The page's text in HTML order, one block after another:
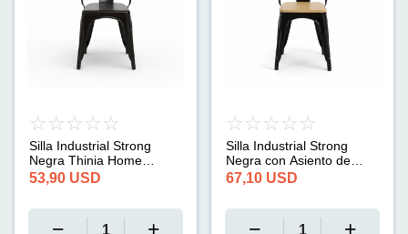
Silla Industrial Strong
Negra Thinia Home
(45x54x85cm)
53,90 USD
Silla Industrial Strong
Negra con Asiento de
Madera Thinia Home
(45x54x85cm)
67,10 USD